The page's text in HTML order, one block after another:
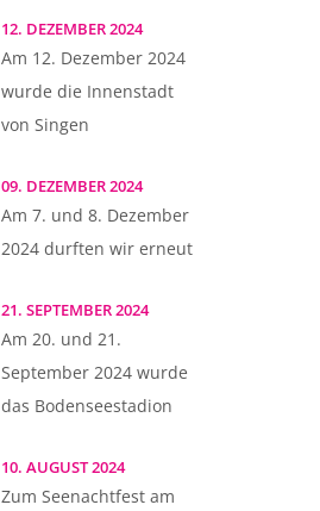
12. DEZEMBER 2024
Am 12. Dezember 2024
wurde die Innenstadt
von Singen
09. DEZEMBER 2024
Am 7. und 8. Dezember
2024 durften wir erneut
21. SEPTEMBER 2024
Am 20. und 21.
September 2024 wurde
das Bodenseestadion
10. AUGUST 2024
Zum Seenachtfest am